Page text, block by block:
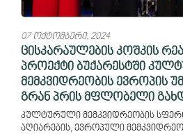
07 ოქტომბერი, 2024
ცისკარაულების კოშკის
პროექტი ბუქარესტში
მემკვიდრეობის ევროპის
გრან პრის მფლობელი
კულტურული მემკვიდრეობის
აღიარების, ევროპული